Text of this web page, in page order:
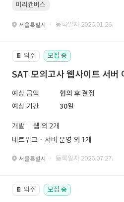
미리캔버스
서울특별시 · 등록일자 2026.01.26.
📔 외주 모집 중
SAT 모의고사 웹사이트 서버
예상 금액
협의 후 결정
예상 기간
30일
개발
웹 외 2개
네트워크ㆍ서버 운영 외 1개
서울특별시 · 등록일자 2026.07.27.
📔 외주 모집 중